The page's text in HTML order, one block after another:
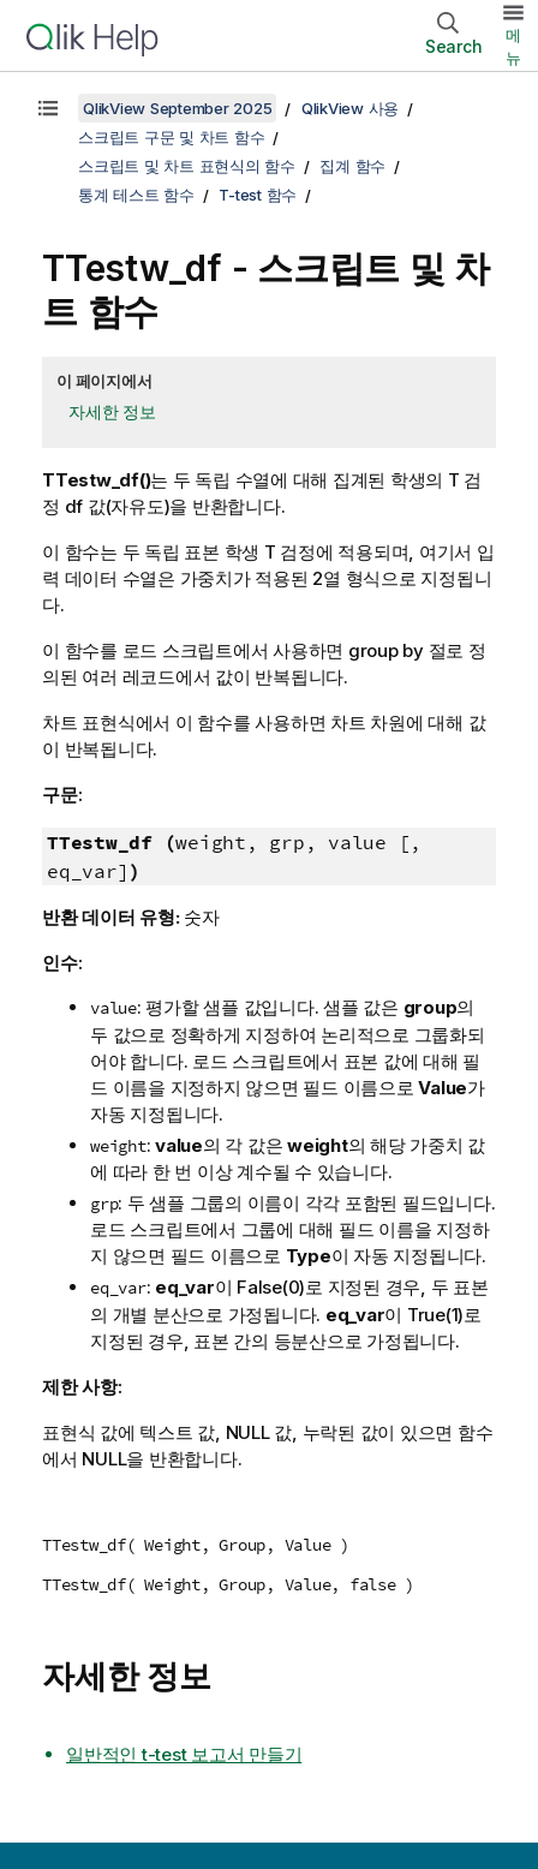
Search
메
뉴
QlikView September 2025
QlikView 사용
스크립트 구문 및 차트 함수
스크립트 및 차트 표현식의 함수
집계 함수
통계 테스트 함수
T-test 함수
TTestw_df - 스크립트 및 차
트 함수
이 페이지에서
자세한 정보
TTestw_df()는 두 독립 수열에 대해 집계된 학생의 T 검
정 df 값(자유도)을 반환합니다.
이 함수는 두 독립 표본 학생 T 검정에 적용되며, 여기서 입
력 데이터 수열은 가중치가 적용된 2열 형식으로 지정됩니
다.
이 함수를 로드 스크립트에서 사용하면 group by 절로 정
의된 여러 레코드에서 값이 반복됩니다.
차트 표현식에서 이 함수를 사용하면 차트 차원에 대해 값
이 반복됩니다.
구문:
TTestw_df (weight, grp, value [,
eq_var] )
반환 데이터 유형: 숫자
인수:
value: 평가할 샘플 값입니다. 샘플 값은 group의
두 값으로 정확하게 지정하여 논리적으로 그룹화되
어야 합니다. 로드 스크립트에서 표본 값에 대해 필
드 이름을 지정하지 않으면 필드 이름으로Value가
자동 지정됩니다.
weight: value의 각 값은 weight의 해당 가중치 값
에 따라 한 번 이상 계수될 수 있습니다.
grp: 두 샘플 그룹의 이름이 각각 포함된 필드입니다.
로드 스크립트에서 그룹에 대해 필드 이름을 지정하
지 않으면 필드 이름으로 Type이 자동 지정됩니다.
eq_var: eq_var이 False(0)로 지정된 경우, 두 표본
의 개별 분산으로 가정됩니다. eq_var이 True(1)로
지정된 경우, 표본 간의 등분산으로 가정됩니다.
제한 사항:
표현식 값에 텍스트 값, NULL값, 누락된 값이 있으면 함수
에서 NULL을 반환합니다.
TTestw_df( Weight, Group, Value )
TTestw_df( Weight, Group, Value, false )
자세한 정보
일반적인 t-test 보고서 만들기